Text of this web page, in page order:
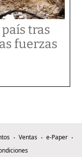
tras
fuerzas
Ventas
e-Paper